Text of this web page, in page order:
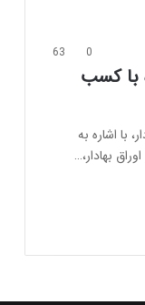
0
63
با کسب
با اشاره به
بهادار،…